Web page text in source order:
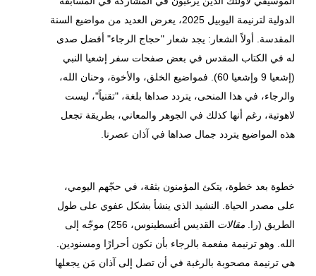
الدولية لترنيمة اليوبيل 2025، يعرض العديد من مواضيع السنة
المقدسة. أولاً الشعار: يجد شعار "حجاج الرجاء" أفضل صدى
له في الكتاب المقدس في بعض صفحات سفر إشعيا النبي
(إشعيا 9 وإشعيا 60). فمواضيع الخلق، والأخوة، وحنان الله،
والرجاء، في هذا المنحى، يتردد صداها بلغة، "تقنياً"، ليست
لاهوتية، رغم أنها كذلك في الجوهر والمعاني، بطريقة تجعل
هذه المواضيع يتردد جمال صداها في آذان عصرنا.
خطوة بعد خطوة، يتكئ المؤمنون بثقة، في حجّهم اليومي،
على مصدر الحياة. النشيد الذي ينشأ بشكل عفوي على طول
الطريق (را. مقالات
القديس أغسطينوس، 256) موجّه إلى
الله. وهو ترنيمة مفعمة بالرجاء بأن نكون أحرارًا ومسنودين.
هي ترنيمة مصحوبة بالرغبة في أن تصل إلى آذان مَن يجعلها